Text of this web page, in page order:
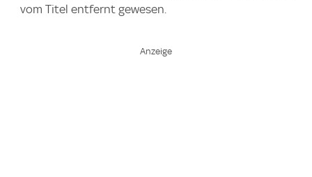
vom Titel entfernt gewesen.